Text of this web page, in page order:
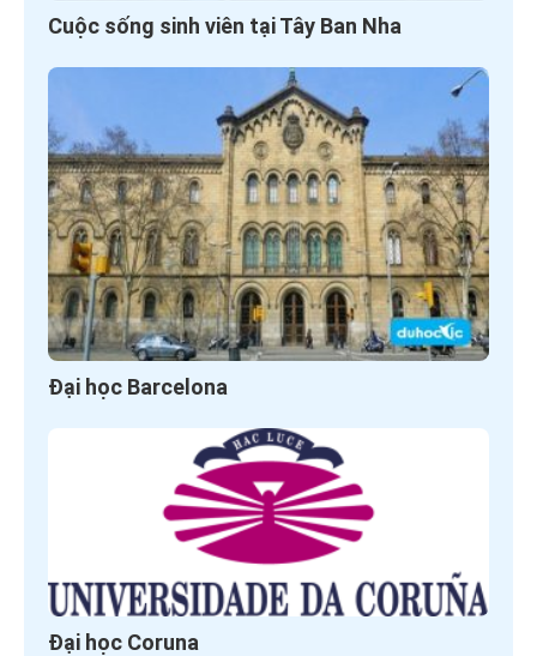
Cuộc sống sinh viên tại Tây Ban Nha
Đại học Barcelona
Đại học Coruna